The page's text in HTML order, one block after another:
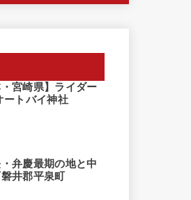
・宮崎県】ライダー
ートバイ神社
・弁慶最期の地と中
井郡平泉町